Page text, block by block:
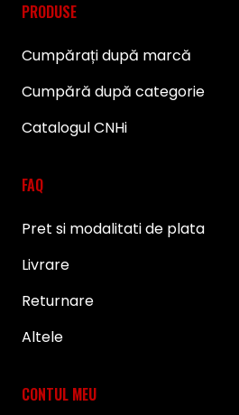
PRODUSE
Cumpărați după marcă
Cumpără după categorie
Catalogul CNHi
FAQ
Pret si modalitati de plata
Livrare
Returnare
Altele
CONTUL MEU